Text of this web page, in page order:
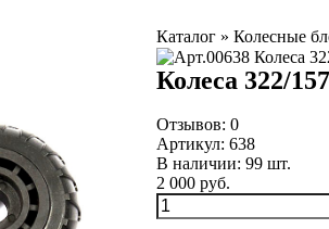
Каталог» Колесные
Колеса 322/157
Отзывов: 0
Артикул: 638
В наличии: 99шт.
2 000 руб.